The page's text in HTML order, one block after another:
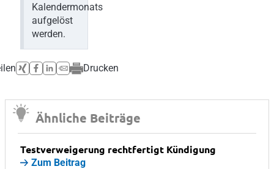
Kalendermonats
aufgelöst
werden.
Drucken
Ähnliche Beiträge
Testverweigerung rechtfertigt Kündigung
Zum Beitrag